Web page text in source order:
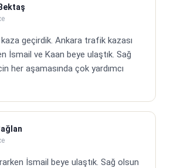
kaza geçirdik. Ankara trafik kazası
İsmail ve Kaan beye ulaştık. Sağ
her aşamasında çok yardımcı
İsmail beye ulaştık. Sağ olsun